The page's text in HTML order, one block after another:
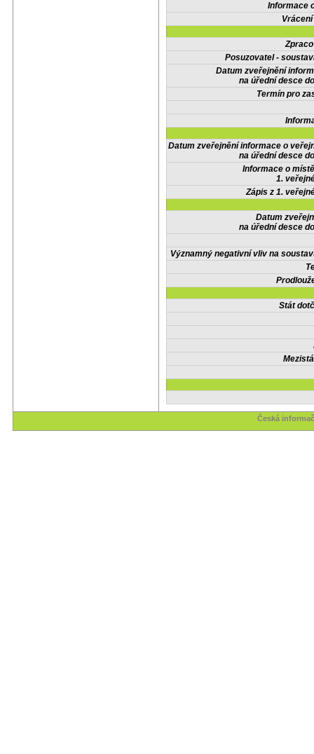
Informace
Posuzovatel -
Datum zveřejnění
na úřední desce
Termín pro
Datum zveřejnění informace o
na úřední desce
Informace o
1.
Zápis z 1.
Datum
na úřední desce
Významný negativní vliv na
Stát
Česká